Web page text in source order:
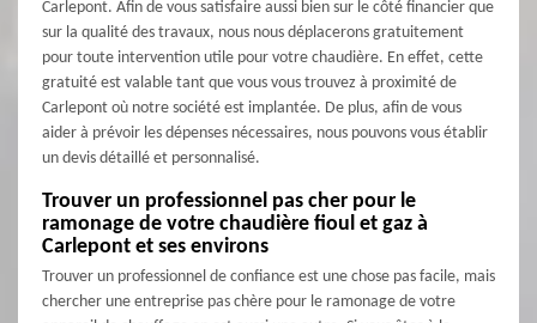
Carlepont. Afin de vous satisfaire aussi bien sur le côté financier que
sur la qualité des travaux, nous nous déplacerons gratuitement
pour toute intervention utile pour votre chaudière. En effet, cette
gratuité est valable tant que vous vous trouvez à proximité de
Carlepont où notre société est implantée. De plus, afin de vous
aider à prévoir les dépenses nécessaires, nous pouvons vous établir
un devis détaillé et personnalisé.
Trouver un professionnel pas cher pour le
ramonage de votre chaudière fioul et gaz à
Carlepont et ses environs
Trouver un professionnel de confiance est une chose pas facile, mais
chercher une entreprise pas chère pour le ramonage de votre